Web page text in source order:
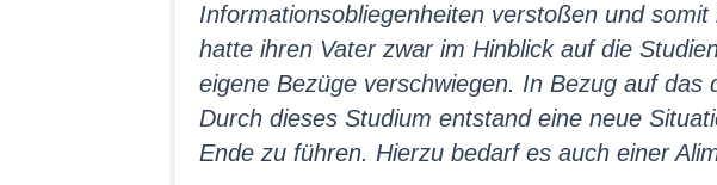
Informationsobliegenheiten verstoßen und
hatte ihren Vater zwar im Hinblick auf die
eigene Bezüge verschwiegen. In Bezug auf
Durch dieses Studium entstand eine neue
Ende zu führen. Hierzu bedarf es auch einer